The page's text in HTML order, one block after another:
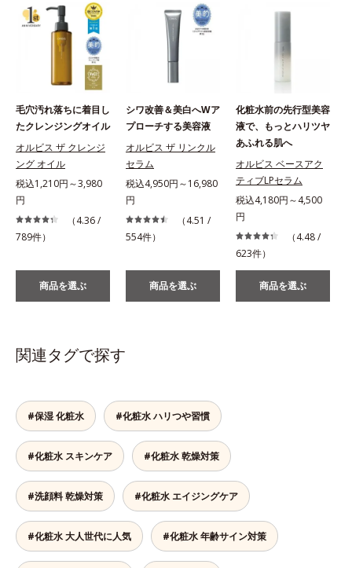
毛穴汚れ落ちに着目し
たクレンジングオイル
オルビス ザ クレンジ
ング オイル
税込1,210円～3,980
円
（4.36 /
789件）
商品を選ぶ
シワ改善＆美白へWア
プローチする美容液
オルビス ザ リンクル
セラム
税込4,950円～16,980
円
（4.51 /
554件）
商品を選ぶ
化粧水前の先行型美容
液で、もっとハリツヤ
あふれる肌へ
オルビス ベースアク
ティブLPセラム
税込4,180円～4,500
円
（4.48 /
623件）
商品を選ぶ
関連タグで探す
#保湿 化粧水 #化粧水 ハリつや習慣
#化粧水 スキンケア #化粧水 乾燥対策
#洗顔料 乾燥対策 #化粧水 エイジングケア
#化粧水 大人世代に人気 #化粧水 年齢サイン対策